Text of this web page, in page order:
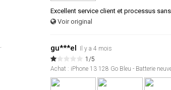
Excellent service client et processus
Voir original
gu***el Il y a 4 mois
1/5
Achat : iPhone 13 128 Go Bleu - Batterie